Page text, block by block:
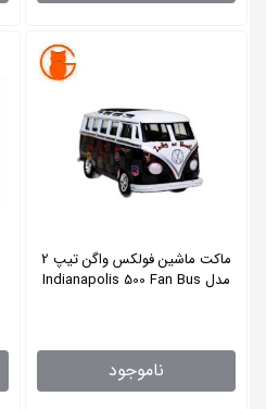
ماکت ماشین فولکس واگن تیپ 2
مدل Indianapolis 500 Fan Bus
ناموجود